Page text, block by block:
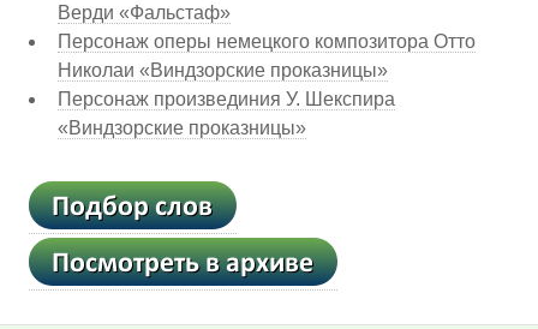
Верди «Фальстаф»
Персонаж оперы немецкого композитора Отто
Николаи «Виндзорские проказницы»
Персонаж произвединия У. Шекспира
«Виндзорские проказницы»